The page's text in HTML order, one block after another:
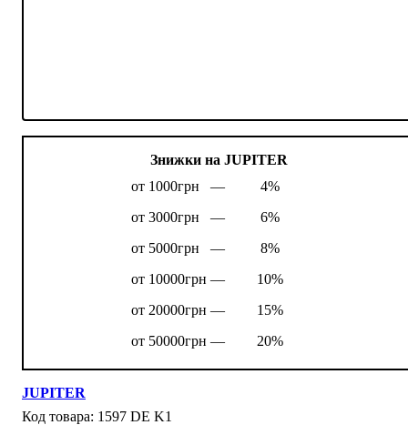
Знижки на JUPITER
от 1000грн —
4%
от 3000грн —
6%
от 5000грн —
8%
от 10000грн —
10%
от 20000грн —
15%
от 50000грн —
20%
JUPITER
1597 DE K1